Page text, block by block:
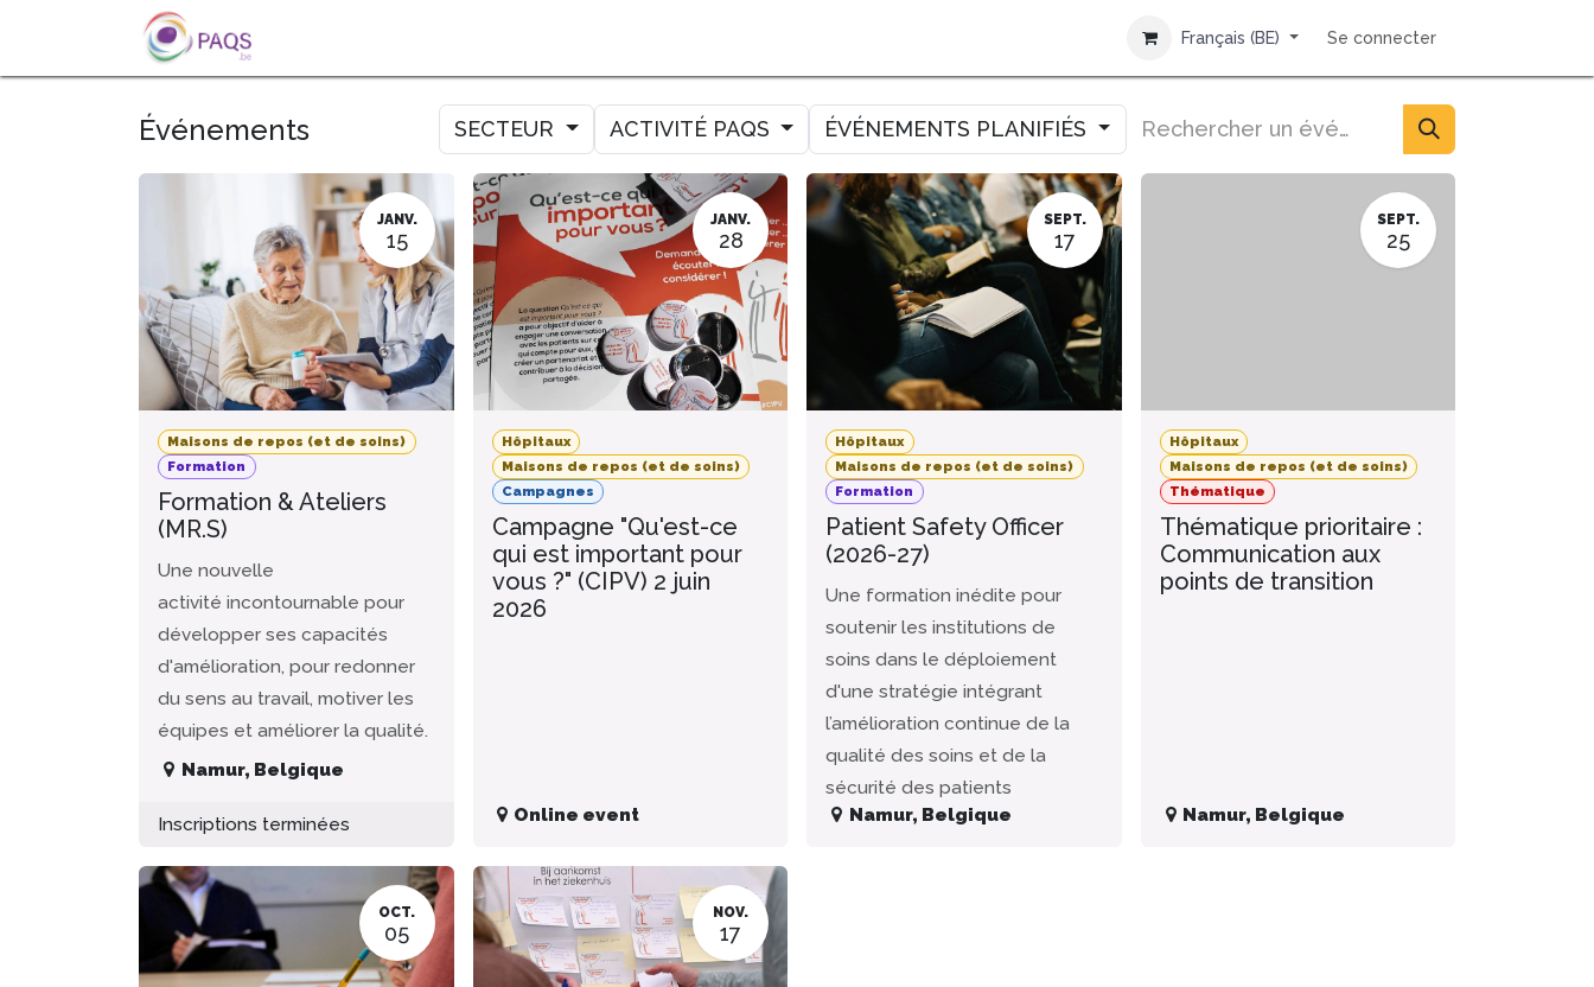
SE RENDRE AU CONTENU
Français (BE) Se connecter
Événements SECTEUR ACTIVITÉ PAQS ÉVÉNEMENTS PLANIFIÉS
JANV.
15
Maisons de repos (et de soins)
Formation
Formation & Ateliers
(MR.S)
Une nouvelle
activité incontournable pour
développer ses capacités
d'amélioration, pour redonner
du sens au travail, motiver les
équipes et améliorer la qualité.
Namur, Belgique
Inscriptions terminées
JANV.
28
Hôpitaux
Maisons de repos (et de soins)
Campagnes
Campagne "Qu'est-ce
qui est important pour
vous ?" (CIPV) 2 juin
2026
Online event
SEPT.
17
Hôpitaux
Maisons de repos (et de soins)
Formation
Patient Safety Officer
(2026-27)
Une formation inédite pour
soutenir les institutions de
soins dans le déploiement
d'une stratégie intégrant
l’amélioration continue de la
qualité des soins et de la
sécurité des patients
Namur, Belgique
SEPT.
25
Hôpitaux
Maisons de repos (et de soins)
Thématique
Thématique prioritaire :
Communication aux
points de transition
Namur, Belgique
OCT.
05
NOV.
17